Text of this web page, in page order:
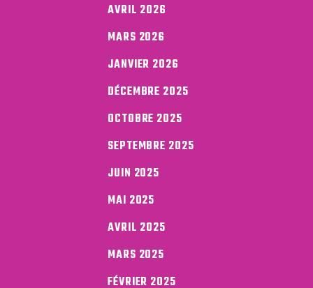
AVRIL 2026
MARS 2026
JANVIER 2026
DÉCEMBRE 2025
OCTOBRE 2025
SEPTEMBRE 2025
JUIN 2025
MAI 2025
AVRIL 2025
MARS 2025
FÉVRIER 2025